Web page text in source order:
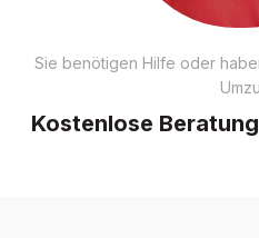
Sie benötigen Hilfe oder
Kostenlose